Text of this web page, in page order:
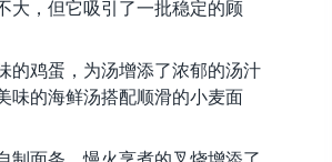
大，但它吸引了一批稳定的顾
的鸡蛋，为汤增添了浓郁的汤汁
味的海鲜汤搭配顺滑的小麦面